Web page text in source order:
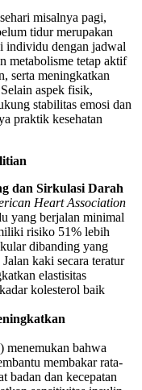
misalnya pagi,
tidur merupakan
individu dengan jadwal
metabolisme tetap aktif
serta meningkatkan
aspek fisik,
stabilitas emosi dan
praktik kesehatan
dan Sirkulasi Darah
Heart Association
yang berjalan minimal
risiko 51% lebih
dibanding yang
kaki secara teratur
elastisitas
kolesterol baik
menemukan bahwa
membakar rata-
badan dan kecepatan